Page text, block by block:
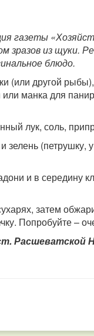
газеты
зразов из щуки.
блюдо.
(или другой
манка для
лук, соль,
зелень (петрушку,
и в середину
затем
Попробуйте –
Расшеватской